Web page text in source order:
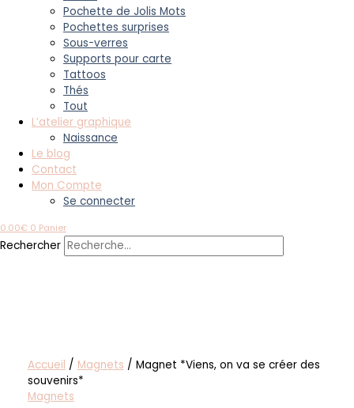
Pochette de Jolis Mots
Pochettes surprises
Sous-verres
Supports pour carte
Tattoos
Thés
Tout
L’atelier graphique
Naissance
Le blog
Contact
Mon Compte
Se connecter
0.00€ 0 Panier
Rechercher
Accueil / Magnets / Magnet *Viens, on va se créer des
souvenirs*
Magnets